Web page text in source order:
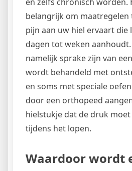
belangrijk om maatregelen
pijn aan uw hiel ervaart die
dagen tot weken
namelijk sprake zijn van
wordt behandeld met
en soms met speciale
door een orthopeed
hielstukje dat de druk
tijdens het lopen.
Waardoor wordt